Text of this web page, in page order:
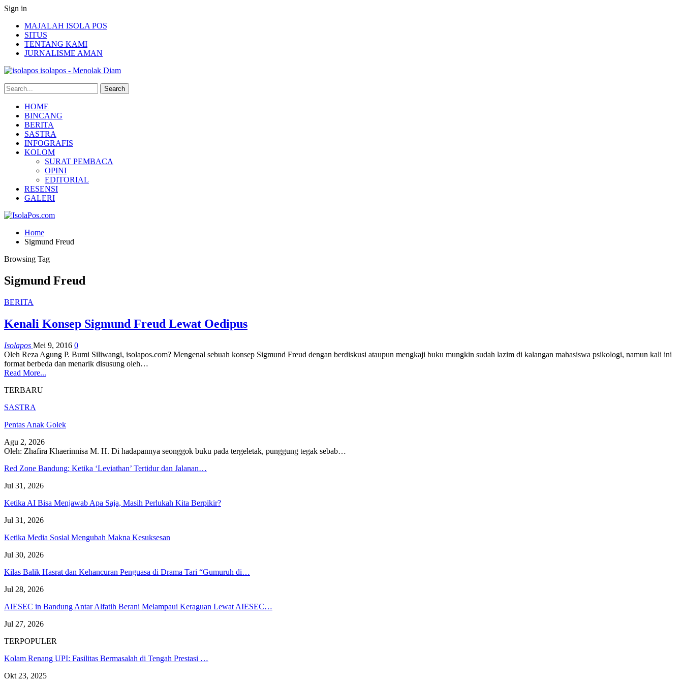
Sign in
MAJALAH ISOLA POS
SITUS
TENTANG KAMI
JURNALISME AMAN
isolapos - Menolak Diam
HOME
BINCANG
BERITA
SASTRA
INFOGRAFIS
KOLOM
SURAT PEMBACA
OPINI
EDITORIAL
RESENSI
GALERI
Home
Sigmund Freud
Browsing Tag
Sigmund Freud
BERITA
Kenali Konsep Sigmund Freud Lewat Oedipus
Isolapos Mei 9, 2016 0
Oleh Reza Agung P. Bumi Siliwangi, isolapos.com? Mengenal sebuah konsep Sigmund Freud dengan berdiskusi ataupun mengkaji buku mungkin sudah lazim di kalangan mahasiswa psikologi, namun kali ini
format berbeda dan menarik disusung oleh…
Read More...
TERBARU
SASTRA
Pentas Anak Golek
Agu 2, 2026
Oleh: Zhafira Khaerinnisa M. H. Di hadapannya seonggok buku pada tergeletak, punggung tegak sebab…
Red Zone Bandung: Ketika ‘Leviathan’ Tertidur dan Jalanan…
Jul 31, 2026
Ketika AI Bisa Menjawab Apa Saja, Masih Perlukah Kita Berpikir?
Jul 31, 2026
Ketika Media Sosial Mengubah Makna Kesuksesan
Jul 30, 2026
Kilas Balik Hasrat dan Kehancuran Penguasa di Drama Tari “Gumuruh di…
Jul 28, 2026
AIESEC in Bandung Antar Alfatih Berani Melampaui Keraguan Lewat AIESEC…
Jul 27, 2026
TERPOPULER
Kolam Renang UPI: Fasilitas Bermasalah di Tengah Prestasi …
Okt 23, 2025